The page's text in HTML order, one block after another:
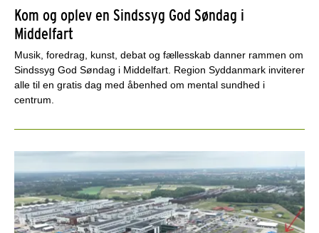
Kom og oplev en Sindssyg God Søndag i
Middelfart
Musik, foredrag, kunst, debat og fællesskab danner rammen om
Sindssyg God Søndag i Middelfart. Region Syddanmark inviterer
alle til en gratis dag med åbenhed om mental sundhed i
centrum.